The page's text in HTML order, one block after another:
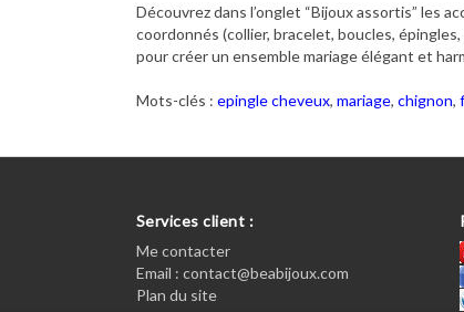
Découvrez dans l’onglet “Bijoux assortis” les
coordonnés (collier, bracelet, boucles, épingles,
pour créer un ensemble mariage élégant et
Mots-clés : epingle cheveux, mariage, chignon,
Services client :
Me contacter
Email : contact@beabijoux.com
Plan du site